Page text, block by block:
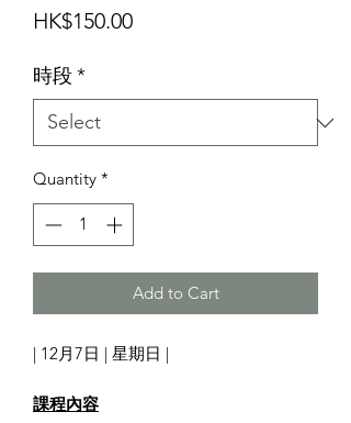
HK$150.00Price
時段*
Quantity *
Add to Cart
| 12月7日 | 星期日 |
課程內容